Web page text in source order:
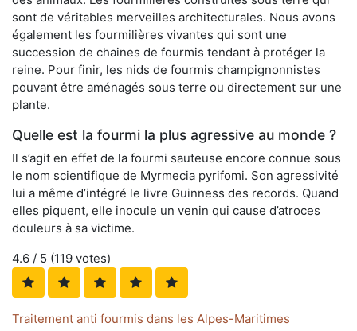
sont de véritables merveilles architecturales. Nous avons
également les fourmilières vivantes qui sont une
succession de chaines de fourmis tendant à protéger la
reine. Pour finir, les nids de fourmis champignonnistes
pouvant être aménagés sous terre ou directement sur une
plante.
Quelle est la fourmi la plus agressive au monde ?
Il s’agit en effet de la fourmi sauteuse encore connue sous
le nom scientifique de Myrmecia pyrifomi. Son agressivité
lui a même d’intégré le livre Guinness des records. Quand
elles piquent, elle inocule un venin qui cause d’atroces
douleurs à sa victime.
4.6 / 5 (119 votes)
Traitement anti fourmis dans les Alpes-Maritimes